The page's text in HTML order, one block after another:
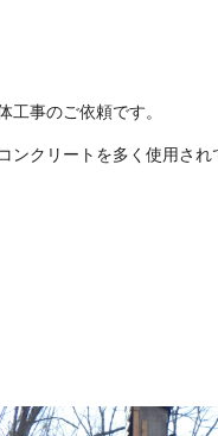
工事のご依頼です。
ンクリートを多く使用され